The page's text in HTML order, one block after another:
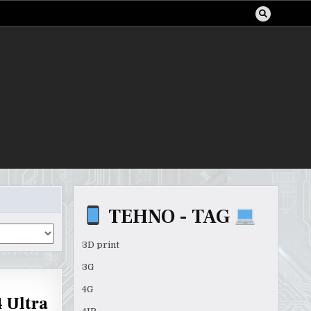
Ultra
TEHNO - TAG
3D print
3G
4G